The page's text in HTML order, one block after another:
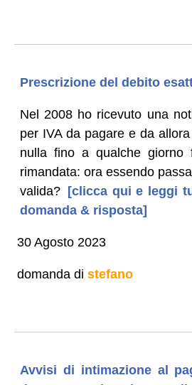
Prescrizione del debito
Nel 2008 ho ricevuto una
per IVA da pagare e da
nulla fino a qualche
rimandata: ora essendo
valida? [clicca qui e leggi
domanda & risposta]
30 Agosto 2023
domanda di stefano
Avvisi di intimazione al